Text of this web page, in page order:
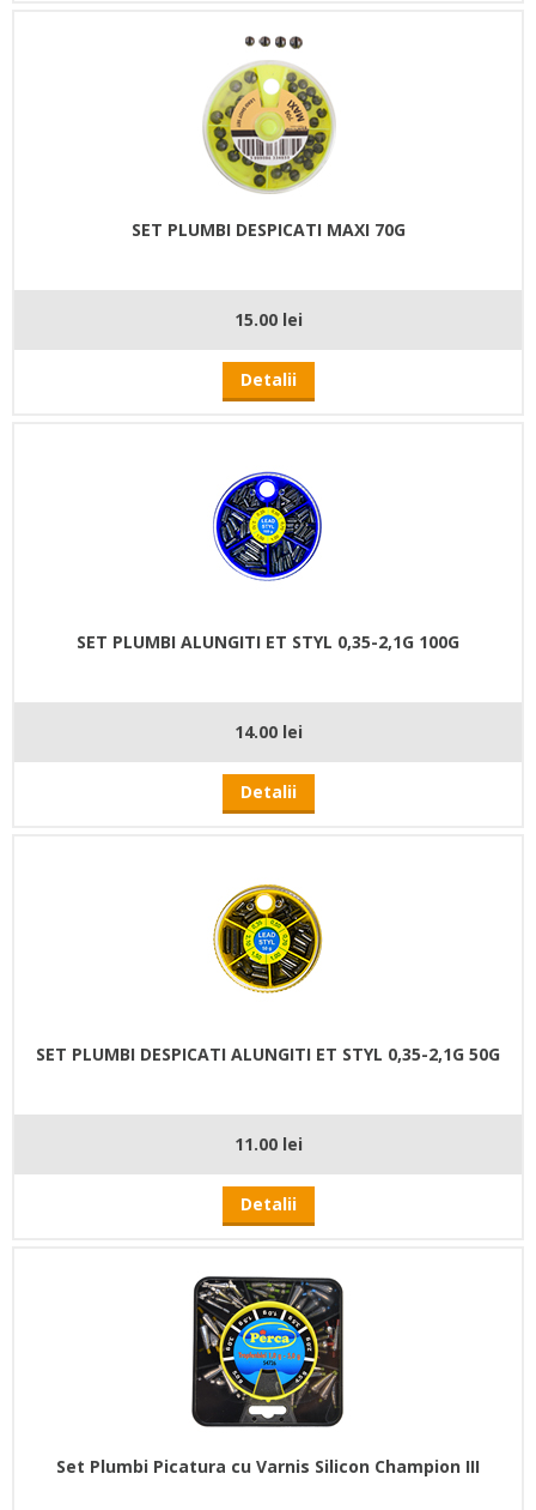
SET PLUMBI DESPICATI MAXI 70G
15.00 lei
Detalii
SET PLUMBI ALUNGITI ET STYL 0,35-2,1G 100G
14.00 lei
Detalii
SET PLUMBI DESPICATI ALUNGITI ET STYL 0,35-2,1G 50G
11.00 lei
Detalii
Set Plumbi Picatura cu Varnis Silicon Champion III